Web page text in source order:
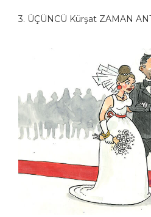
3. ÜÇÜNCÜ Kürşat ZAMAN